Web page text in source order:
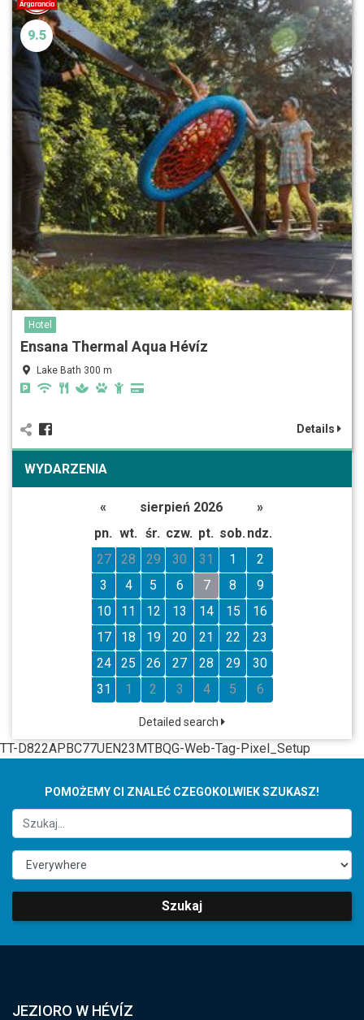
9.5
Hotel
Ensana Thermal Aqua Hévíz
Lake Bath 300 m
Details
WYDARZENIA
« sierpień 2026
»
pn. wt. śr. czw. pt. sob. ndz.
27
28 29 30 31 1
2
3
4 5 6 7 8
9
10
11 12 13 14 15
16
17
18 19 20 21 22
23
24
25 26 27 28 29
30
31
1 2 3 4 5 6
Detailed search
TT-D822APBC77UEN23MTBQG-Web-Tag-Pixel_Setup
POMOŻEMY CI ZNALEĆ CZEGOKOLWIEK SZUKASZ!
Szukaj
JEZIORO W HÉVÍZ